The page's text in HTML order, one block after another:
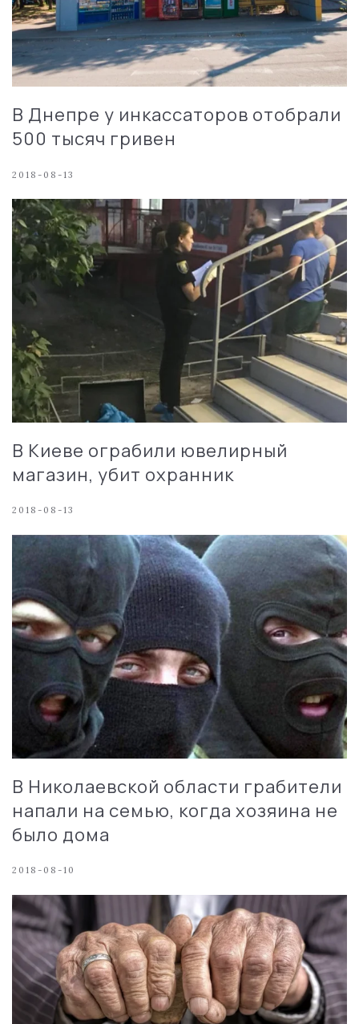
В Днепре у инкассаторов отобрали
500 тысяч гривен
2018-08-13
В Киеве ограбили ювелирный
магазин, убит охранник
2018-08-13
В Николаевской области грабители
напали на семью, когда хозяина не
было дома
2018-08-10